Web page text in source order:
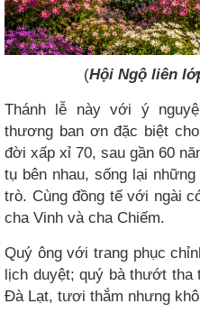
(Hội Ngộ liên
Thánh lễ này với ý
thương ban ơn đặc biệt
đời xấp xỉ 70, sau gần 60
tụ bên nhau, sống lại
trò. Cùng đồng tế với ngài
cha Vinh và cha Chiếm.
Quý ông với trang phục
lịch duyệt; quý bà thướt tha
Đà Lạt, tươi thắm nhưng